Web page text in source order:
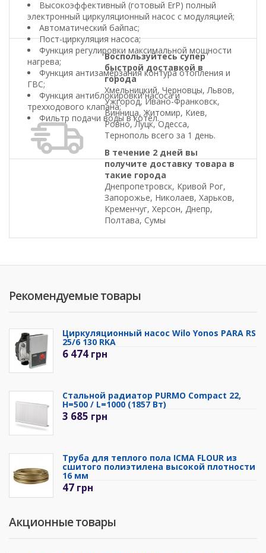
Высокоэффективный (готовый ErP) полный
электронный циркуляционный насос с модуляцией;
Автоматический байпас;
Пост-циркуляция насоса;
Функция регулировки максимальной мощности
нагрева;
Функция антизамерзания контура отопления и
ГВС;
Функция антиблокировки насоса и
трехходового клапана;
Фильтр подачи воды в котел.
Воспользуйтесь супер
быстрой доставкой в
города
Хмельницкий, Черновцы, Львов,
Ужгород, Ивано-Франковск,
Винница, Житомир, Киев,
Ровно, Луцк, Одесса,
Тернополь всего за 1 день.
В течение 2 дней вы
получите доставку товара в
такие города
Днепропетровск, Кривой Рог,
Запорожье, Николаев, Харьков,
Кременчуг, Херсон, Днепр,
Полтава, Сумы
Рекомендуемые товары
Циркуляционный насос Wilo Yonos PARA RS
25/6 130 RKA
6 474 грн
Стальной радиатор PURMO Compact 22,
H=500 / L=1000 (1857 Вт)
3 685 грн
Труба для теплого пола ICMA FLOUR из
сшитого полиэтилена высокой плотности
16 мм
47 грн
Акционные товары